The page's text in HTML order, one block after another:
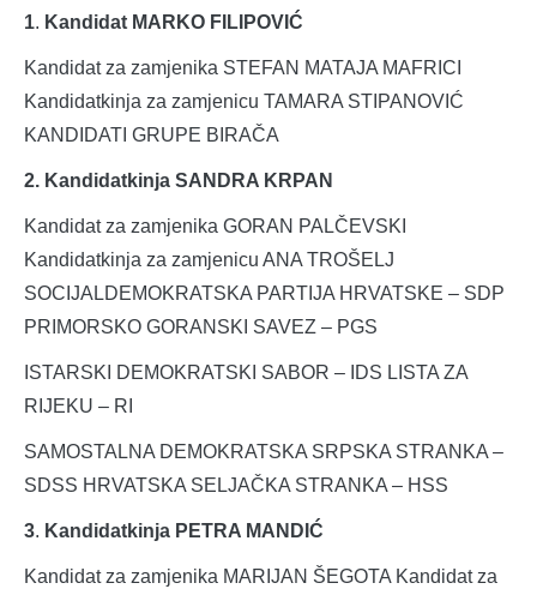
1. Kandidat MARKO FILIPOVIĆ
Kandidat za zamjenika STEFAN MATAJA MAFRICI
Kandidatkinja za zamjenicu TAMARA STIPANOVIĆ
KANDIDATI GRUPE BIRAČA
2. Kandidatkinja SANDRA KRPAN
Kandidat za zamjenika GORAN PALČEVSKI
Kandidatkinja za zamjenicu ANA TROŠELJ
SOCIJALDEMOKRATSKA PARTIJA HRVATSKE – SDP
PRIMORSKO GORANSKI SAVEZ – PGS
ISTARSKI DEMOKRATSKI SABOR – IDS LISTA ZA
RIJEKU – RI
SAMOSTALNA DEMOKRATSKA SRPSKA STRANKA –
SDSS HRVATSKA SELJAČKA STRANKA – HSS
3. Kandidatkinja PETRA MANDIĆ
Kandidat za zamjenika MARIJAN ŠEGOTA Kandidat za